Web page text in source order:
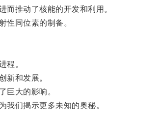
推动了核能的开发和利用。
同位素的制备。
程。
和发展。
大的影响。
们揭示更多未知的奥秘。